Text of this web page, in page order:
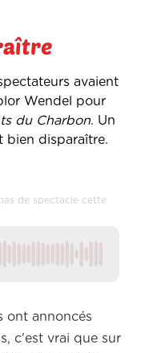
avaient
Wendel pour
du Charbon. Un
bien disparaître.
de spectacle cette
ont annoncés
c'est vrai que sur